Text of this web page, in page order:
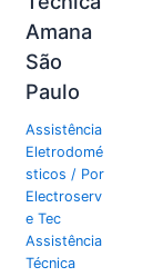
Amana
São
Paulo
Assistência
Eletrodomé
sticos / Por
Electroserv
e Tec
Assistência
Técnica